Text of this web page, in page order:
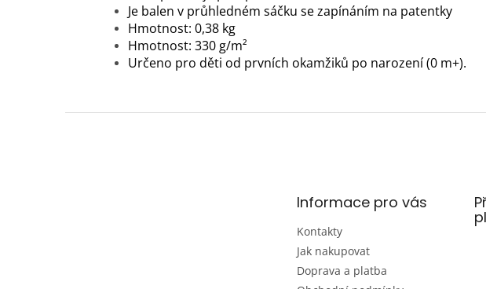
Je balen v průhledném sáčku se zapínáním na patentky
Hmotnost: 0,38 kg
Hmotnost: 330 g/m²
Určeno pro děti od prvních okamžiků po narození (0 m+).
Informace pro vás
Kontakty
Jak nakupovat
Doprava a platba